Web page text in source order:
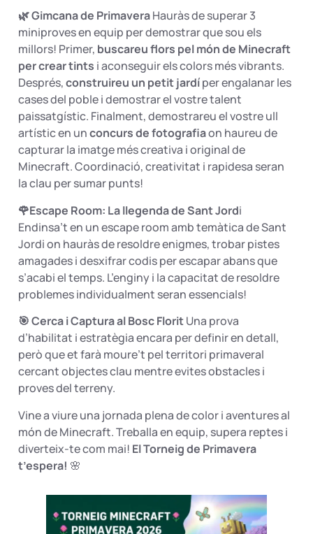
🌿 Gimcana de PrimaveraHauràs de superar 3
miniproves en equip per demostrar que sou els
millors! Primer, buscareu flors pel món de Minecraft
per crear tints i aconseguir els colors més vibrants.
Després,construireu un petit jardíper engalanar les
cases del poble i demostrar el vostre talent
paissatgístic. Finalment, demostrareu el vostre ull
artístic en unconcurs de fotografiaon haureu de
capturar la imatge més creativa i original de
Minecraft. Coordinació, creativitat i rapidesa seran
la clau per sumar punts!
🌹Escape Room: La llegenda de Sant Jordi
Endinsa’t en un escape room amb temàtica de Sant
Jordi on hauràs de resoldre enigmes, trobar pistes
amagades i desxifrar codis per escapar abans que
s’acabi el temps. L’enginy i la capacitat de resoldre
problemes individualment seran essencials!
🎯 Cerca i Captura al Bosc FloritUna prova
d’habilitat i estratègia encara per definir en detall,
però que et farà moure’t pel territori primaveral
cercant objectes clau mentre evites obstacles i
proves del terreny.
Vine a viure una jornada plena de color i aventures al
món de Minecraft. Treballa en equip, supera reptes i
diverteix-te com mai! El Torneig de Primavera
t’espera! 🌸